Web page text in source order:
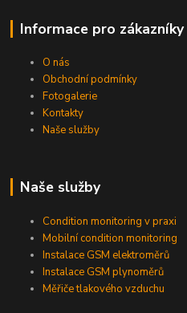
Informace pro zákazníky
O nás
Obchodní podmínky
Fotogalerie
Kontakty
Naše služby
Naše služby
Condition monitoring v praxi
Mobilní condition monitoring
Instalace GSM elektroměrů
Instalace GSM plynoměrů
Měřiče tlakového vzduchu